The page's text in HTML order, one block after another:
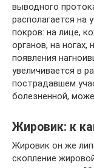
выводного
располагается на
покров: на лице,
органов, на ногах,
появления
увеличивается в
пострадавшем
болезненной,
Жировик: к
Жировик он же
скопление